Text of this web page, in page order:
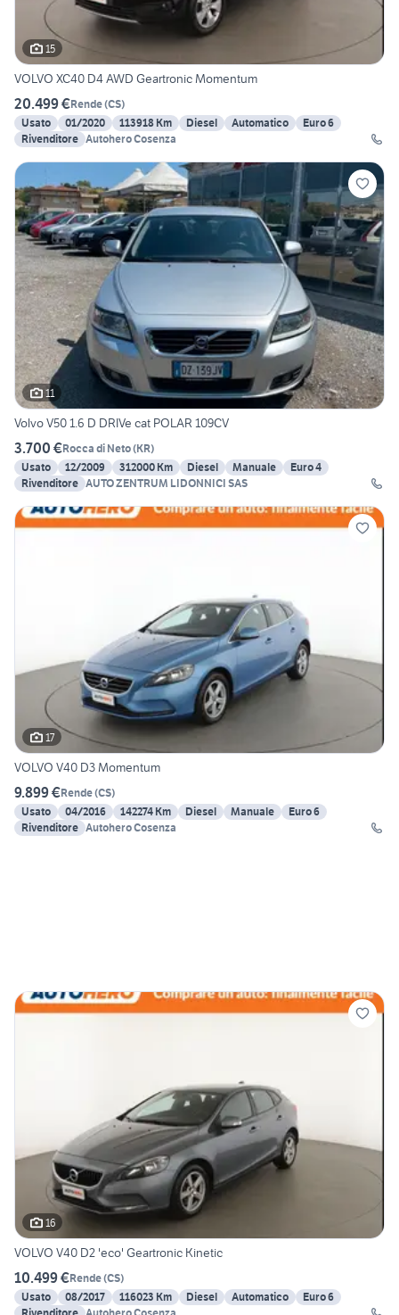
15
VOLVO XC40 D4 AWD Geartronic Momentum
20.499 €Rende(CS)
Usato
01/2020 113918 Km Diesel Automatico
Euro 6
Rivenditore Autohero Cosenza
11
Volvo V50 1.6 D DRIVe cat POLAR 109CV
3.700 €Rocca di Neto(KR)
Usato
12/2009 312000 Km Diesel Manuale
Euro 4
Rivenditore AUTO ZENTRUM LIDONNICI SAS
17
VOLVO V40 D3 Momentum
9.899 €Rende(CS)
Usato
04/2016 142274 Km Diesel Manuale
Euro 6
Rivenditore Autohero Cosenza
16
VOLVO V40 D2 'eco' Geartronic Kinetic
10.499 €Rende(CS)
Usato
08/2017 116023 Km Diesel Automatico
Euro 6